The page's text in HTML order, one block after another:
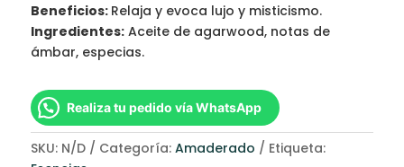
Beneficios: Relaja y evoca lujo y misticismo.
Ingredientes:Aceite de agarwood, notas de
ámbar, especias.
Realiza tu pedido vía WhatsApp
SKU: N/D Categoría: Amaderado
Etiqueta: